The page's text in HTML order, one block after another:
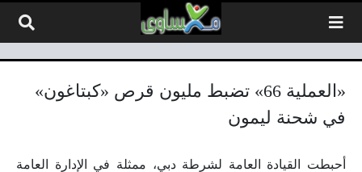
«العملية 66» تضبط مليون قرص «كبتاغون»
في شحنة ليمون
أحبطت القيادة العامة لشرطة دبي، ممثلة في الإدارة العامة